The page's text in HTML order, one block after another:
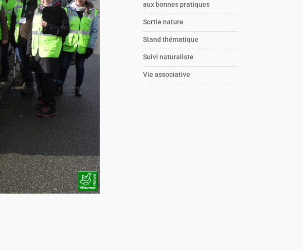
aux bonnes pratiques
Sortie nature
Stand thématique
Suivi naturaliste
Vie associative